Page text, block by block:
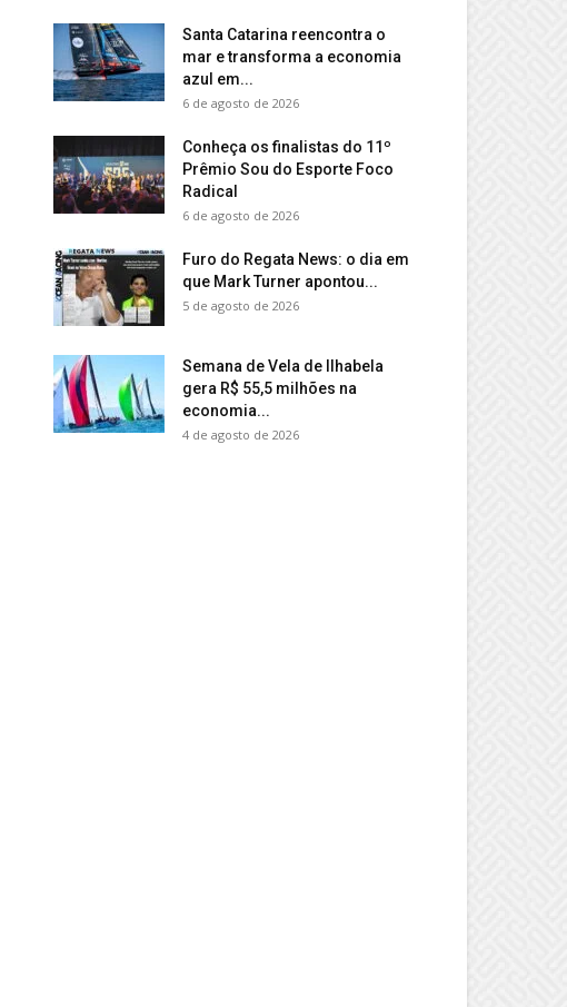
Santa Catarina reencontra o
mar e transforma a economia
azul em...
6 de agosto de 2026
Conheça os finalistas do 11º
Prêmio Sou do Esporte Foco
Radical
6 de agosto de 2026
Furo do Regata News: o dia em
que Mark Turner apontou...
5 de agosto de 2026
Semana de Vela de Ilhabela
gera R$ 55,5 milhões na
economia...
4 de agosto de 2026